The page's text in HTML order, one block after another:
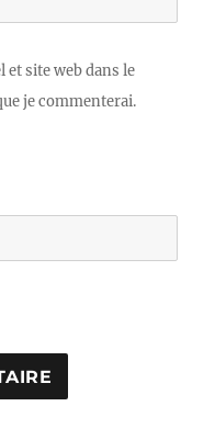
site web dans le
je commenterai.